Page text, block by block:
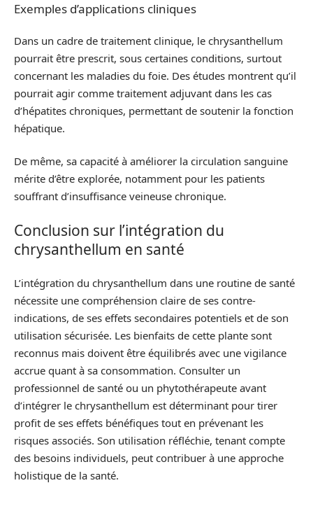
Exemples d’applications cliniques
Dans un cadre de traitement clinique, le chrysanthellum
pourrait être prescrit, sous certaines conditions, surtout
concernant les maladies du foie. Des études montrent qu’il
pourrait agir comme traitement adjuvant dans les cas
d’hépatites chroniques, permettant de soutenir la fonction
hépatique.
De même, sa capacité à améliorer la circulation sanguine
mérite d’être explorée, notamment pour les patients
souffrant d’insuffisance veineuse chronique.
Conclusion sur l’intégration du
chrysanthellum en santé
L’intégration du chrysanthellum dans une routine de santé
nécessite une compréhension claire de ses contre-
indications, de ses effets secondaires potentiels et de son
utilisation sécurisée. Les bienfaits de cette plante sont
reconnus mais doivent être équilibrés avec une vigilance
accrue quant à sa consommation. Consulter un
professionnel de santé ou un phytothérapeute avant
d’intégrer le chrysanthellum est déterminant pour tirer
profit de ses effets bénéfiques tout en prévenant les
risques associés. Son utilisation réfléchie, tenant compte
des besoins individuels, peut contribuer à une approche
holistique de la santé.